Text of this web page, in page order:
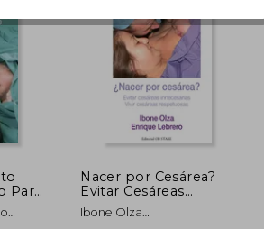
Para
Nacer por Cesárea?
Evitar Cesáreas
Innecesarias. Vivir
Cesáreas
Ibone Olza